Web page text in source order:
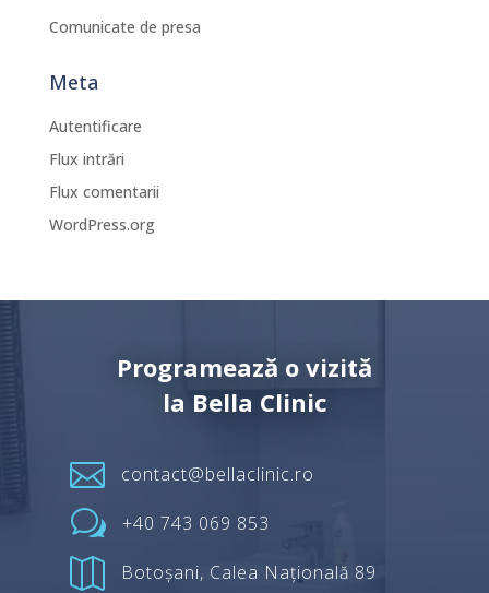
Comunicate de presa
Meta
Autentificare
Flux intrări
Flux comentarii
WordPress.org
Programează o vizită
la Bella Clinic
 contact@bellaclinic.ro
w +40 743 069 853
 Botoșani, Calea Națională 89